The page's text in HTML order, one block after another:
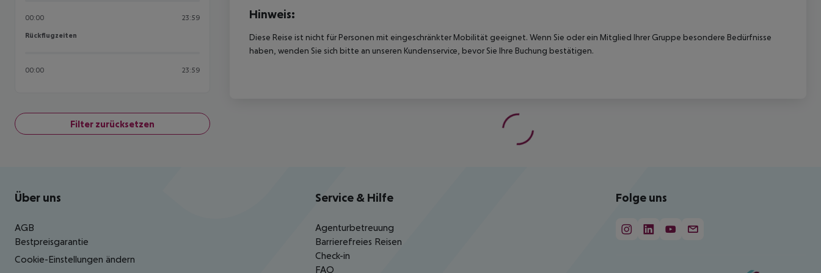
00:00 23:59
Rückflugzeiten
Rückflugzeiten
00:00 23:59
Filter zurücksetzen
Hinweis:
Diese Reise ist nicht für Personen mit eingeschränkter Mobilität geeignet. Wenn Sie oder ein Mitglied Ihrer Gruppe besondere Bedürfnisse
haben, wenden Sie sich bitte an unseren Kundenservice, bevor Sie Ihre Buchung bestätigen.
Footer navigation
Über uns
AGB
Bestpreisgarantie
Cookie-Einstellungen ändern
Service & Hilfe
Agenturbetreuung
Barrierefreies Reisen
Check-in
FAQ
Folge uns